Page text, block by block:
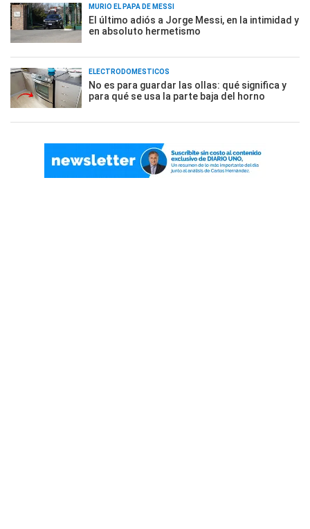
MURIÓ EL PAPÁ DE MESSI
El último adiós a Jorge Messi, en la intimidad y
en absoluto hermetismo
ELECTRODOMÉSTICOS
No es para guardar las ollas: qué significa y
para qué se usa la parte baja del horno